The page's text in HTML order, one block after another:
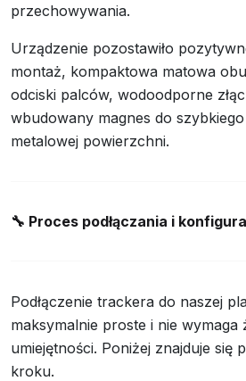
przechowywania.
Urządzenie pozostawiło
montaż, kompaktowa matowa
odciski palców, wodoodporne
wbudowany magnes do
metalowej powierzchni.
🔧 Proces podłączania i
Podłączenie trackera do naszej
maksymalnie proste i nie
umiejętności. Poniżej znajduje się
kroku.